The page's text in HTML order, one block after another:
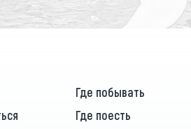
Где побывать
Где поесть